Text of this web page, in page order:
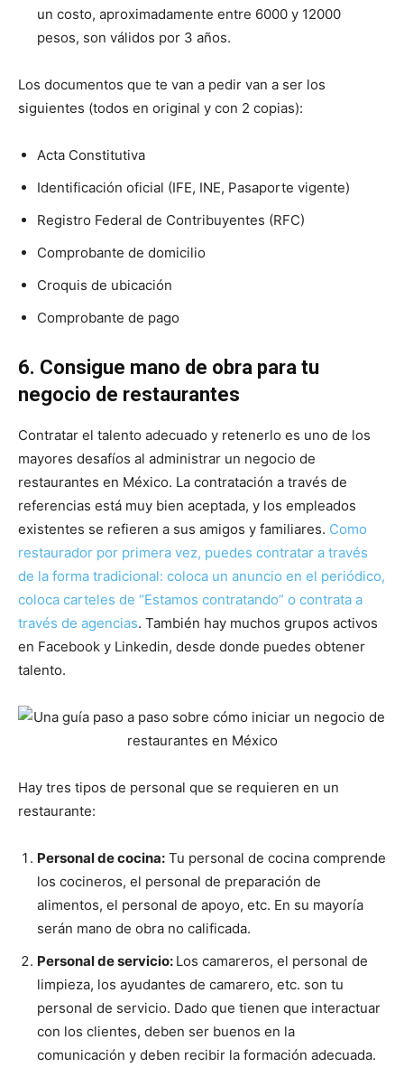
un costo, aproximadamente entre 6000 y 12000
pesos, son válidos por 3 años.
Los documentos que te van a pedir van a ser los
siguientes (todos en original y con 2 copias):
Acta Constitutiva
Identificación oficial (IFE, INE, Pasaporte vigente)
Registro Federal de Contribuyentes (RFC)
Comprobante de domicilio
Croquis de ubicación
Comprobante de pago
6. Consigue mano de obra para tu
negocio de restaurantes
Contratar el talento adecuado y retenerlo es uno de los
mayores desafíos al administrar un negocio de
restaurantes en México. La contratación a través de
referencias está muy bien aceptada, y los empleados
existentes se refieren a sus amigos y familiares. Como
restaurador por primera vez, puedes contratar a través
de la forma tradicional: coloca un anuncio en el periódico,
coloca carteles de “Estamos contratando” o contrata a
través de agencias. También hay muchos grupos activos
en Facebook y Linkedin, desde donde puedes obtener
talento.
Hay tres tipos de personal que se requieren en un
restaurante:
Personal de cocina: Tu personal de cocina comprende
los cocineros, el personal de preparación de
alimentos, el personal de apoyo, etc. En su mayoría
serán mano de obra no calificada.
Personal de servicio: Los camareros, el personal de
limpieza, los ayudantes de camarero, etc. son tu
personal de servicio. Dado que tienen que interactuar
con los clientes, deben ser buenos en la
comunicación y deben recibir la formación adecuada.